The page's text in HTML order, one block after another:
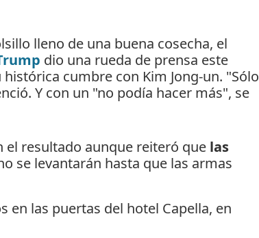
lleno de una buena cosecha, el
dio una rueda de prensa este
cumbre con Kim Jong-un. "Sólo
Y con un "no podía hacer más", se
resultado aunque reiteró que las
se levantarán hasta que las armas